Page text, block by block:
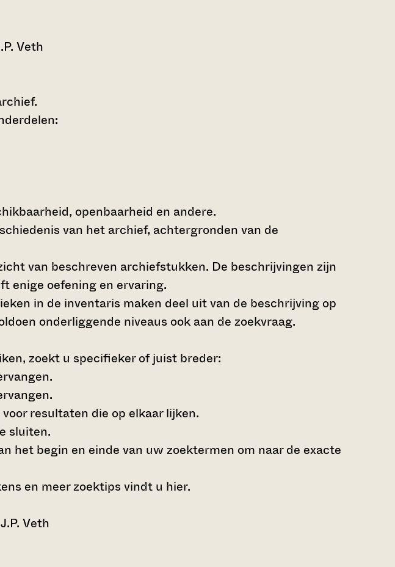
Veth
openbaarheid en andere.
van het archief, achtergronden van de
van beschreven archiefstukken. De beschrijvingen zijn
enige oefening en ervaring.
in de inventaris maken deel uit van de beschrijving op
onderliggende niveaus ook aan de zoekvraag.
zoekt u specifieker of juist breder:
resultaten die op elkaar lijken.
sluiten.
het begin en einde van uw zoektermen om naar de exacte
en meer zoektips vindt u hier.
Veth